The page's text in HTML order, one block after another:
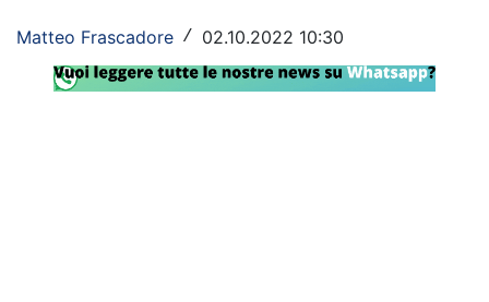
Lazio Women
Rassegna Lazio
Matteo Frascadore / 02.10.2022 10:30